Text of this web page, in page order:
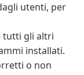
utenti, per
tutti gli altri
installati.
o non